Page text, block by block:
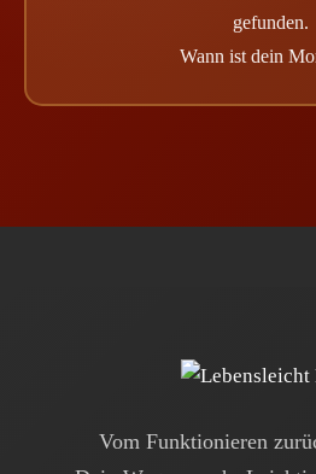
gefunden.
Wann ist dein
Vom Funktionieren